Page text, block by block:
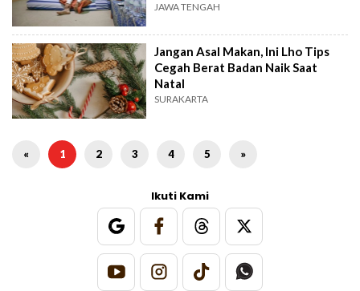
JAWA TENGAH
Jangan Asal Makan, Ini Lho Tips
Cegah Berat Badan Naik Saat
Natal
SURAKARTA
« 1 2 3 4 5 »
Ikuti Kami